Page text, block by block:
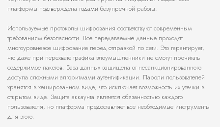
платформы подтверждена годами безупречной работы.
Используемые протоколы шифрования соответствуют современным
требованиям безопасности. Все передаваемые данные проходят
многоуровневое шифрование перед отправкой по сети. Это гарантирует,
что даже при перехвате трафика злоумышленники не смогут прочитать
содержимое пакетов. База данных защищена от несанкционированного
доступа сложными алгоритмами аутентификации. Пароли пользователей
хранятся в хешированном виде, что исключает возможность их утечки в
открытом виде. Защита аккаунта является обязанностью каждого
пользователя, но платформа предоставляет все необходимые инструменты
для этого.